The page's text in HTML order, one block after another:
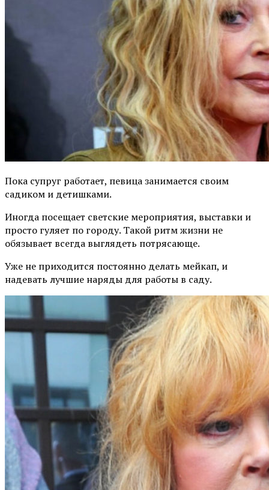
Пока супруг работает, певица занимается своим
садиком и детишками.
Иногда посещает светские мероприятия, выставки и
просто гуляет по городу. Такой ритм жизни не
обязывает всегда выглядеть потрясающе.
Уже не приходится постоянно делать мейкап, и
надевать лучшие наряды для работы в саду.